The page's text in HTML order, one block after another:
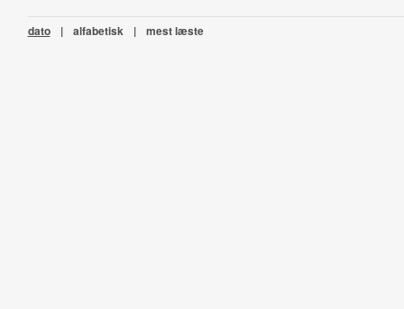
dato | alfabetisk | mest læste